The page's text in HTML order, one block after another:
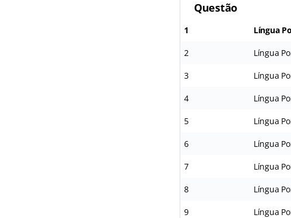
Questão
1 Língua
2 Língua
3 Língua
4 Língua
5 Língua
6 Língua
7 Língua
8 Língua
9 Língua